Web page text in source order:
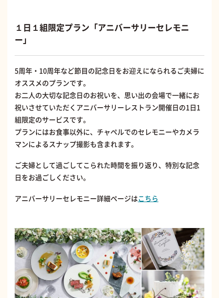
１日１組限定プラン「アニバーサリーセレモニ
ー」
5周年・10周年など節目の記念日をお迎えになられるご夫婦に
オススメのプランです。
お二人の大切な記念日のお祝いを、思い出の会場で一緒にお
祝いさせていただくアニバーサリーレストラン開催日の1日1
組限定のサービスです。
プランにはお食事以外に、チャペルでのセレモニーやカメラ
マンによるスナップ撮影も含まれます。
ご夫婦として過ごしてこられた時間を振り返り、特別な記念
日をお過ごしください。
アニバーサリーセレモニー詳細ページはこちら